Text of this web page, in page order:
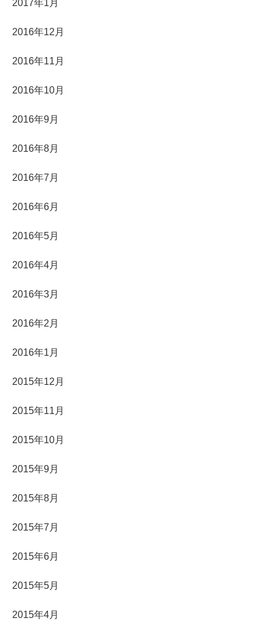
2017年1月
2016年12月
2016年11月
2016年10月
2016年9月
2016年8月
2016年7月
2016年6月
2016年5月
2016年4月
2016年3月
2016年2月
2016年1月
2015年12月
2015年11月
2015年10月
2015年9月
2015年8月
2015年7月
2015年6月
2015年5月
2015年4月